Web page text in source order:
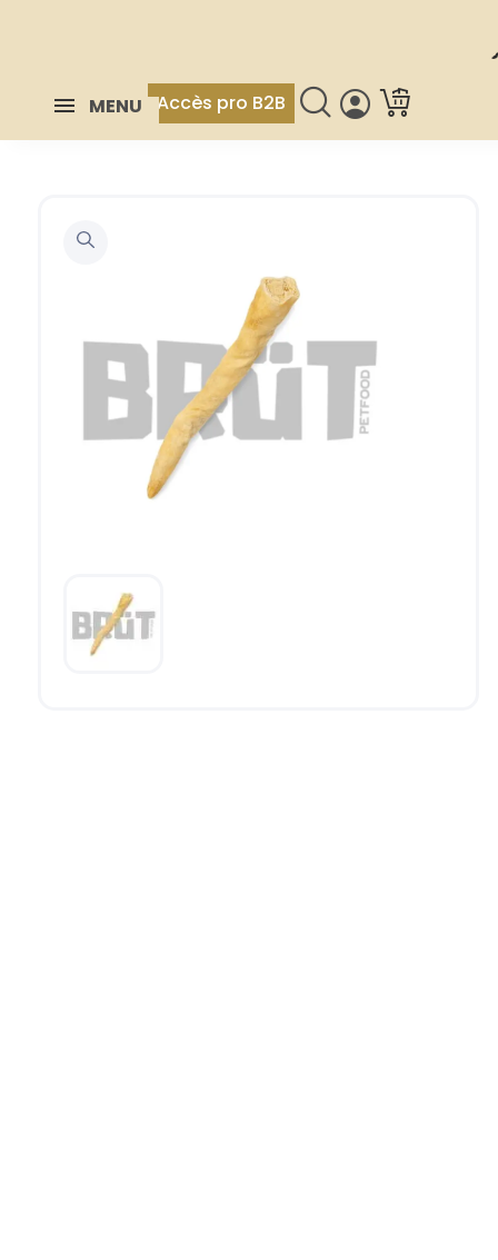
MENU Accès pro B2B